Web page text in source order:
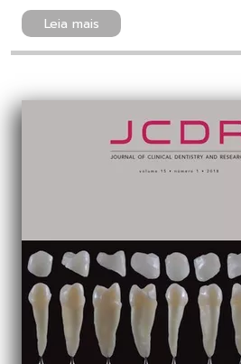
Leia mais